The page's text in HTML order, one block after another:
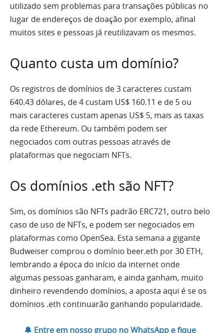
utilizado sem problemas para transações públicas no
lugar de endereços de doação por exemplo, afinal
muitos sites e pessoas já reutilizavam os mesmos.
Quanto custa um domínio?
Os registros de domínios de 3 caracteres custam
640.43 dólares, de 4 custam US$ 160.11 e de 5 ou
mais caracteres custam apenas US$ 5, mais as taxas
da rede Ethereum. Ou também podem ser
negociados com outras pessoas através de
plataformas que negociam NFTs.
Os domínios .eth são NFT?
Sim, os domínios são NFTs padrão ERC721, outro belo
caso de uso de NFTs, e podem ser negociados em
plataformas como OpenSea. Esta semana a gigante
Budweiser comprou o domínio beer.eth por 30 ETH,
lembrando a época do início da internet onde
algumas pessoas ganharam, e ainda ganham, muito
dinheiro revendendo domínios, a aposta aqui é se os
domínios .eth continuarão ganhando popularidade.
🔔 Entre em nosso grupo no WhatsApp e fique